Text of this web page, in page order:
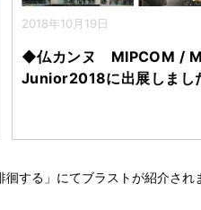
2018年10月19日
◆仏カンヌ MIPCOM /
Junior2018に出展しまし
する」にてブラストが紹介され